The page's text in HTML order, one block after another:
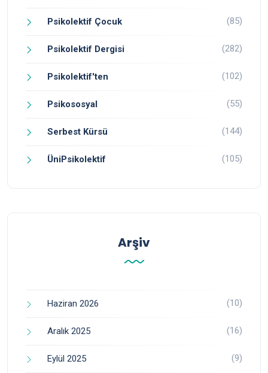
Psikolektif Çocuk (85)
Psikolektif Dergisi (282)
Psikolektif'ten (102)
Psikososyal (55)
Serbest Kürsü (144)
ÜniPsikolektif (105)
Arşiv
Haziran 2026 (10)
Aralık 2025 (16)
Eylül 2025 (9)